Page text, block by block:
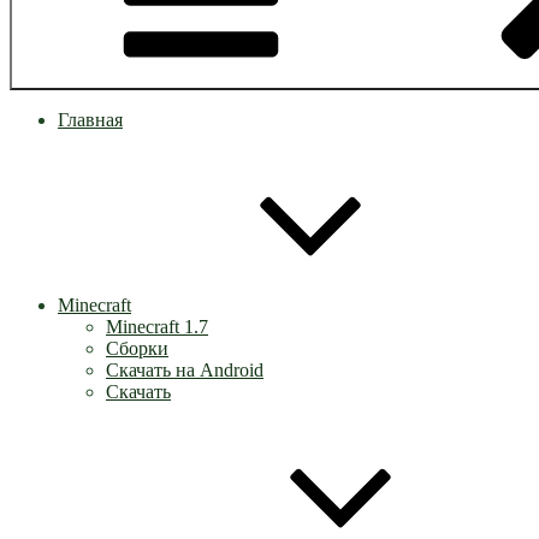
Главная
Minecraft
Minecraft 1.7
Сборки
Скачать на Android
Скачать